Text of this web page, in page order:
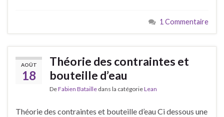
1 Commentaire
AOÛT
18
Théorie des contraintes et
bouteille d’eau
DeFabien Bataille dans la catégorieLean
Théorie des contraintes et bouteille d’eau Ci dessous une